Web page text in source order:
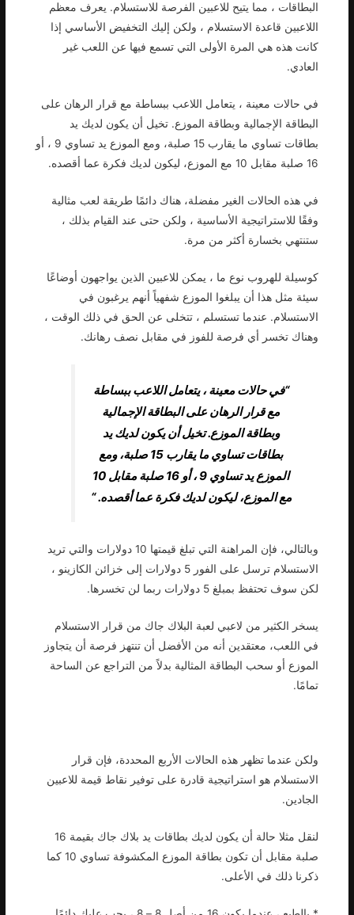
البطاقات ، مما يتيح للاعبين الفرصة للاستسلام. يعرف معظم
اللاعبين قاعدة الاستسلام ، ولكن إليك التخفيض الأساسي إذا
كانت هذه هي المرة الأولى التي تسمع فيها عن اللعب غير
العادي.
في حالات معينة ، يتعامل اللاعب ببساطة مع قرار الرهان على
البطاقة الإجمالية وبطاقة الموزع. تخيل أن يكون لديك يد
بطاقات تساوي ما يقارب 15 صلبة، ومع الموزع يد تساوي 9 ، أو
16 صلبة مقابل 10 مع الموزع، ليكون لديك فكرة عما أقصده.
في هذه الحالات الغير مفضلة، هناك دائمًا طريقة لعب مثالية
وفقًا للاستراتيجية الأساسية ، ولكن حتى عند القيام بذلك ،
ستنتهي بخسارة أكثر من مرة.
كوسيلة للهروب نوع ما ، يمكن للاعبين الذين يواجهون أوضاعًا
سيئة مثل هذا أن يبلغوا الموزع شفهياً أنهم يرغبون في
الاستسلام. عندما تستسلم ، تتخلى عن الحق في ذلك الوقت ،
وهناك تخسر أي فرصة للفوز في مقابل نصف رهانك.
“في حالات معينة ، يتعامل اللاعب ببساطة
مع قرار الرهان على البطاقة الإجمالية
وبطاقة الموزع. تخيل أن يكون لديك يد
بطاقات تساوي ما يقارب 15 صلبة، ومع
الموزع يد تساوي 9 ، أو 16 صلبة مقابل 10
مع الموزع، ليكون لديك فكرة عما أقصده. “
وبالتالي، فإن المراهنة التي تبلغ قيمتها 10 دولارات والتي تريد
الاستسلام ترسل على الفور 5 دولارات إلى خزائن الكازينو ،
لكن سوف تحتفظ بمبلغ 5 دولارات ربما لن تخسرها.
يسخر الكثير من لاعبي لعبة البلاك جاك من قرار الاستسلام
في اللعب، معتقدين أنه من الأفضل أن تنتهز فرصة أن يتجاوز
الموزع أو سحب البطاقة المثالية بدلاً من التراجع عن الساحة
تمامًا.
ولكن عندما تظهر هذه الحالات الأربع المحددة، فإن قرار
الاستسلام هو استراتيجية قادرة على توفير نقاط قيمة للاعبين
الجادين.
لنقل مثلا حالة أن يكون لديك بطاقات يد بلاك جاك بقيمة 16
صلبة مقابل أن تكون بطاقة الموزع المكشوفة تساوي 10 كما
ذكرنا ذلك في الأعلى.